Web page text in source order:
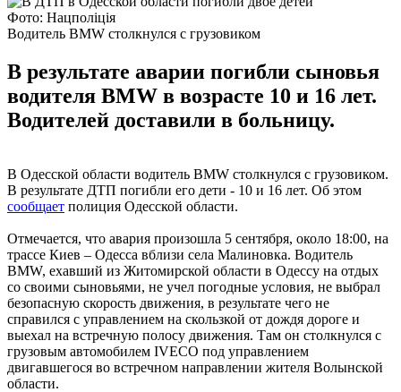
Фото: Нацполіція
Водитель BMW столкнулся с грузовиком
В результате аварии погибли сыновья
водителя BMW в возрасте 10 и 16 лет.
Водителей доставили в больницу.
В Одесской области водитель BMW столкнулся с грузовиком.
В результате ДТП погибли его дети - 10 и 16 лет. Об этом
сообщает полиция Одесской области.
Отмечается, что авария произошла 5 сентября, около 18:00, на
трассе Киев – Одесса вблизи села Малиновка. Водитель
BMW, ехавший из Житомирской области в Одессу на отдых
со своими сыновьями, не учел погодные условия, не выбрал
безопасную скорость движения, в результате чего не
справился с управлением на скользкой от дождя дороге и
выехал на встречную полосу движения. Там он столкнулся с
грузовым автомобилем IVECO под управлением
двигавшегося во встречном направлении жителя Волынской
области.